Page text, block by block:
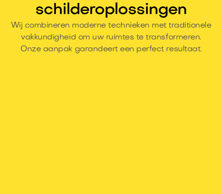
schilderoplossingen
Wij combineren moderne technieken met traditionele
vakkundigheid om uw ruimtes te transformeren.
Onze aanpak garandeert een perfect resultaat.